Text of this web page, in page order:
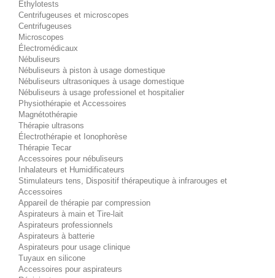
Éthylotests
Centrifugeuses et microscopes
Centrifugeuses
Microscopes
Électromédicaux
Nébuliseurs
Nébuliseurs à piston à usage domestique
Nébuliseurs ultrasoniques à usage domestique
Nébuliseurs à usage professionel et hospitalier
Physiothérapie et Accessoires
Magnétothérapie
Thérapie ultrasons
Électrothérapie et Ionophorèse
Thérapie Tecar
Accessoires pour nébuliseurs
Inhalateurs et Humidificateurs
Stimulateurs tens, Dispositif thérapeutique à infrarouges et
Accessoires
Appareil de thérapie par compression
Aspirateurs à main et Tire-lait
Aspirateurs professionnels
Aspirateurs à batterie
Aspirateurs pour usage clinique
Tuyaux en silicone
Accessoires pour aspirateurs